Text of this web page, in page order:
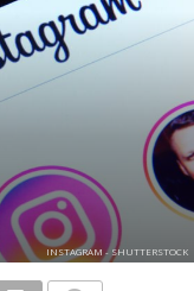
INSTAGRAM - SHUTTERSTOCK